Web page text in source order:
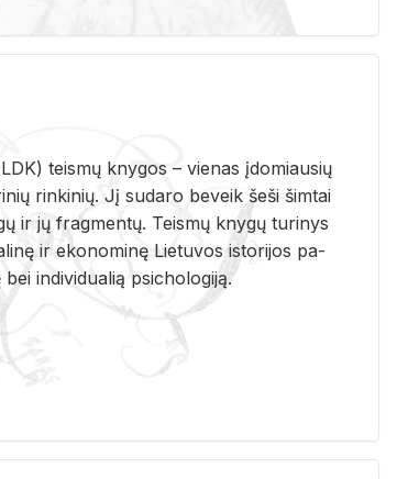
teis­mų kny­gos – vie­nas įdo­miau­sių
rin­ki­nių. Jį su­da­ro be­veik šeši šim­tai
ir jų frag­men­tų. Teis­mų kny­gų tu­ri­nys
ir eko­no­mi­nę Lie­tu­vos is­to­ri­jos pa­
in­di­vi­dua­lią psi­cho­lo­gi­ją.